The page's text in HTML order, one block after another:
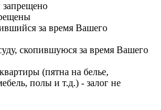
за время Вашего
скопившуюся за время Вашего
(пятна на белье,
полы и т.д.) - залог не